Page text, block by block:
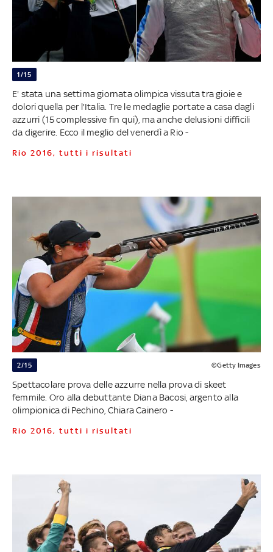
1/15
E' stata una settima giornata olimpica vissuta tra gioie e
dolori quella per l'Italia. Tre le medaglie portate a casa dagli
azzurri (15 complessive fin qui), ma anche delusioni difficili
da digerire. Ecco il meglio del venerdì a Rio -
Rio 2016, tutti i risultati
2/15 ©Getty Images
Spettacolare prova delle azzurre nella prova di skeet
femmile. Oro alla debuttante Diana Bacosi, argento alla
olimpionica di Pechino, Chiara Cainero -
Rio 2016, tutti i risultati